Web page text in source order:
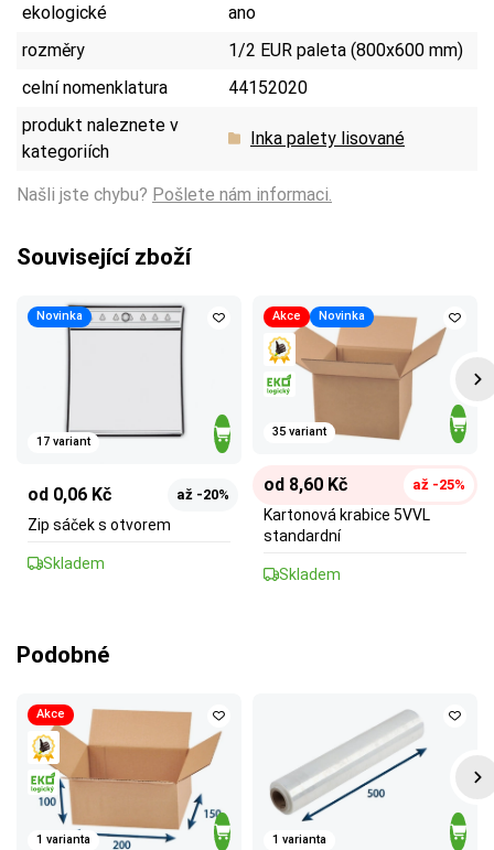
ekologické
ano
rozměry
1/2 EUR paleta (800x600 mm)
celní nomenklatura
44152020
produkt naleznete v
kategoriích
Inka palety lisované
Našli jste chybu? Pošlete nám informaci.
Související zboží
Novinka
17 variant
od 0,06 Kč až -20%
Zip sáček s otvorem
Skladem
Akce Novinka
35 variant
od 8,60 Kč až -25%
Kartonová krabice 5VVL
standardní
Skladem
Podobné
Akce
1 varianta 1 varianta